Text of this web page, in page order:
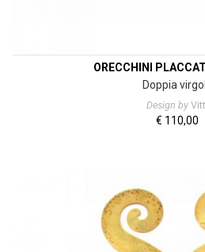
ORECCHINI
Doppia
Design by
€ 110,00